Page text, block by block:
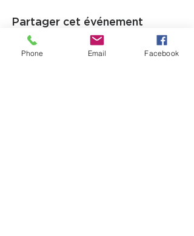
Partager cet événement
Phone Email Facebook